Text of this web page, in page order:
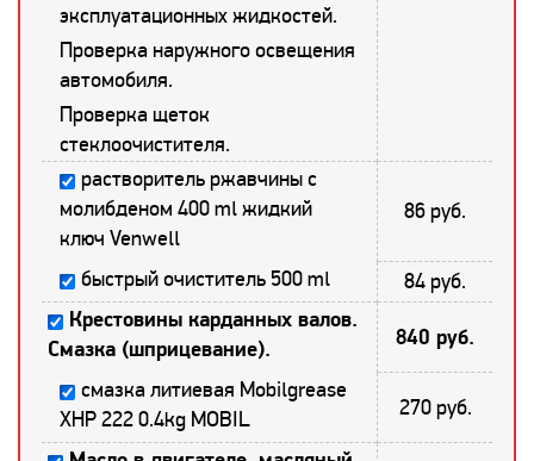
эксплуатационных жидкостей.
Проверка наружного освещения
автомобиля.
Проверка щеток
стеклоочистителя.
растворитель ржавчины с
молибденом 400 ml жидкий
ключ Venwell
86 руб.
быстрый очиститель 500 ml 84 руб.
Крестовины карданных валов.
Смазка (шприцевание).
840 руб.
смазка литиевая Mobilgrease
XHP 222 0.4kg MOBIL
270 руб.